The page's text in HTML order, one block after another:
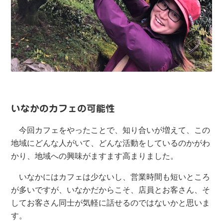
いなかのカフェの可能性
今回カフェをやったことで、知り合いが増えて、この
地域にどんな人がいて、どんな活動をしているのかがわ
かり、地域への興味がますます高まりました。
いなかにはカフェは少ないし、営業時間も短いところ
が多いですが、いなかだからこそ、店員とお客さん、そ
してお客さん同士が気軽に話せるのではないかと思いま
す。